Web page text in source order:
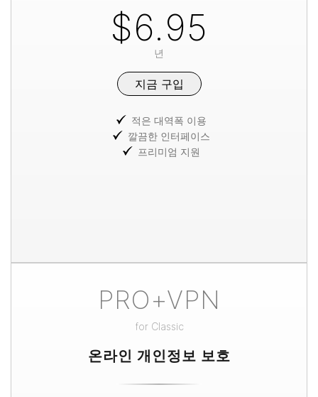
PRO+VPN
for Classic
온라인 개인정보 보호
$6.95
년
지금 구입
적은 대역폭 이용
깔끔한 인터페이스
프리미엄 지원